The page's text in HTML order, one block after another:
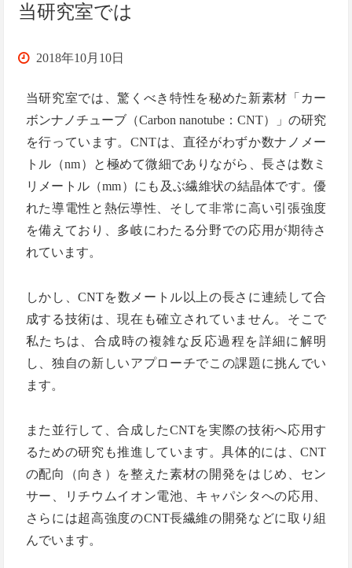
ス
タ
で
宇
エ
レ
タ
ー
当研究室では
2018年10月10日
当研究室では、驚くべき特性を秘めた新素材「カー
ボンナノチューブ（Carbon nanotube：CNT）」の研究
を行っています。CNTは、直径がわずか数ナノメー
トル（nm）と極めて微細でありながら、長さは数ミ
リメートル（mm）にも及ぶ繊維状の結晶体です。優
れた導電性と熱伝導性、そして非常に高い引張強度
を備えており、多岐にわたる分野での応用が期待さ
れています。
しかし、CNTを数メートル以上の長さに連続して合
成する技術は、現在も確立されていません。そこで
私たちは、合成時の複雑な反応過程を詳細に解明
し、独自の新しいアプローチでこの課題に挑んでい
ます。
また並行して、合成したCNTを実際の技術へ応用す
るための研究も推進しています。具体的には、CNT
の配向（向き）を整えた素材の開発をはじめ、セン
サー、リチウムイオン電池、キャパシタへの応用、
さらには超高強度のCNT長繊維の開発などに取り組
んでいます。